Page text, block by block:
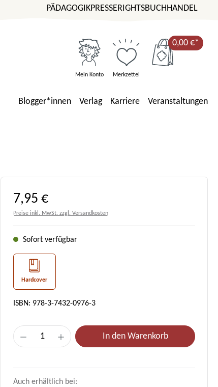
PÄDAGOGIKPRESSERIGHTSBUCHHANDEL
Mein Konto Merkzettel
0,00 €*
Blogger*innen Verlag Karriere Veranstaltungen
Regulärer Preis:
7,95 €
Preise inkl. MwSt. zzgl. Versandkosten
Sofort verfügbar
Hardcover
ISBN: 978-3-7432-0976-3
Produkt Anzahl: Gib den gewünschten
In den Warenkorb
Auch erhältlich bei: